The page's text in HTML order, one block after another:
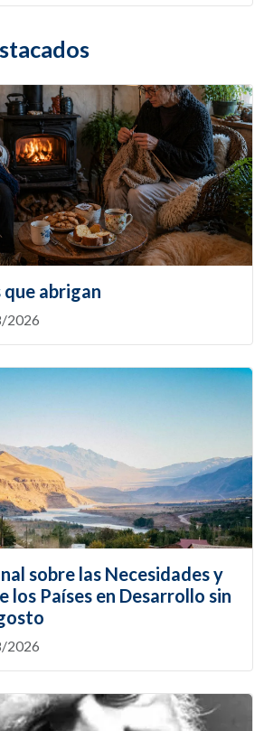
que abrigan
2026
sobre las Necesidades y
los Países en Desarrollo sin
2026